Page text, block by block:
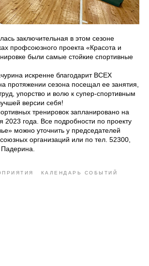
заключительная в этом сезоне
профсоюзного проекта «Красота и
были самые стойкие спортивные
искренне благодарит ВСЕХ
протяжении сезона посещал ее занятия,
упорство и волю к супер-спортивным
версии себя!
тренировок запланировано на
2023 года. Все подробности по проекту
можно уточнить у председателей
организаций или по тел. 52300,
КАЛЕНДАРЬ СОБЫТИЙ